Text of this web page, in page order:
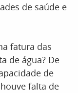
de saúde e
fatura das
de água? De
de
falta de